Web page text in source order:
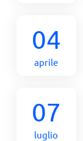
04
aprile
07
luglio